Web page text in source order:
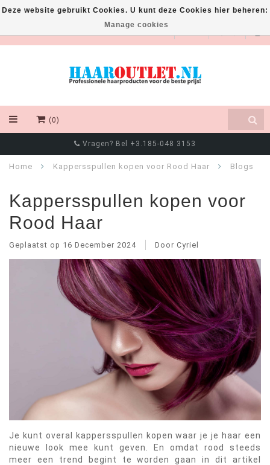
EUR
(0)
Chat met ons via Whatsapp! +316 8550 4111
Home Kappersspullen kopen voor Rood Haar Blogs
Kappersspullen kopen voor
Rood Haar
Geplaatst op 16 December 2024 Door Cyriel
Je kunt overal kappersspullen kopen waar je je haar een
nieuwe look mee kunt geven. En omdat rood steeds
meer een trend begint te worden gaan in dit artikel
Deze website gebruikt Cookies. U kunt deze Cookies hier beheren:
Manage cookies